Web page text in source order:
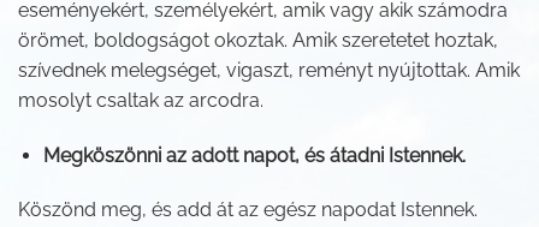
eseményekért, személyekért, amik vagy akik számodra
örömet, boldogságot okoztak. Amik szeretetet hoztak,
szívednek melegséget, vigaszt, reményt nyújtottak. Amik
mosolyt csaltak az arcodra.
Megköszönni az adott napot, és átadni Istennek.
Köszönd meg, és add át az egész napodat Istennek.